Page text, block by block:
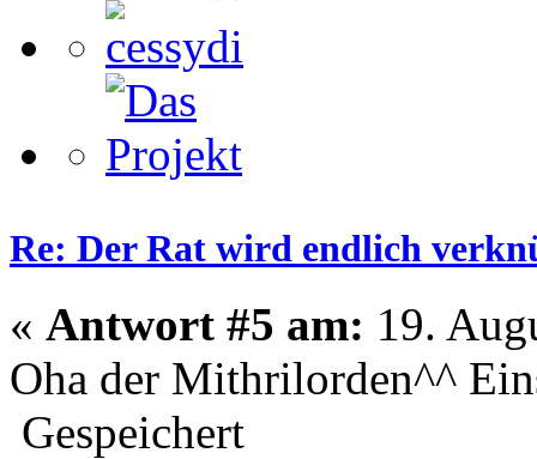
Re: Der Rat wird endlich
« Antwort #5 am: 19.
Oha der Mithrilorden^^
Gespeichert